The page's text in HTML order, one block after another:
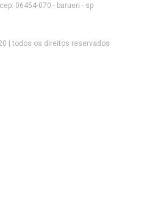
06454-070 - barueri - sp
| todos os direitos reservados